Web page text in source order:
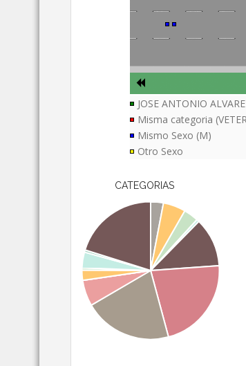
JOSE ANTONIO
Misma categoria
Mismo Sexo (M)
Otro Sexo
CATEGORIAS